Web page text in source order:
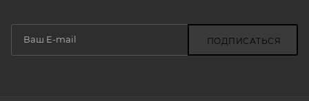
ПОДПИСАТЬСЯ